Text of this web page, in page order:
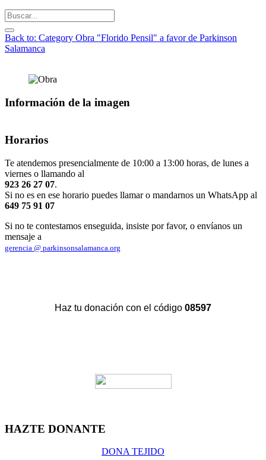
Back to: Category Obra "Florido Pensil" a favor de Parkinson
Salamanca
Información de la imagen
Horarios
Te atendemos presencialmente de 10:00 a 13:00 horas, de lunes a
viernes o llamando al
923 26 27 07.
Si no es en ese horario puedes llamar o mandarnos un WhatsApp al
649 75 91 07
Si no te contestamos enseguida, insiste por favor, o envíanos un
mensaje a
gerencia @ parkinsonsalamanca.org
Haz tu donación con el código 08597
HAZTE DONANTE
DONA TEJIDO